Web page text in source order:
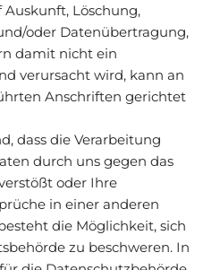
Löschung,
oder Datenübertragung,
damit nicht ein
verursacht wird, kann an
Anschriften gerichtet
dass die Verarbeitung
durch uns gegen das
oder Ihre
in einer anderen
die Möglichkeit, sich
zu beschweren. In